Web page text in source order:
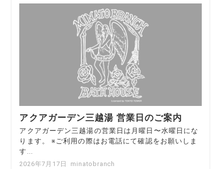
アクアガーデン三越湯 営業日のご案内
アクアガーデン三越湯の営業日は月曜日〜水曜日にな
ります。 ※ご利用の際はお電話にて確認をお願いしま
す...
2026年7月17日 minatobranch